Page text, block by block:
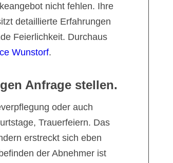
nicht fehlen. Ihre
detaillierte Erfahrungen
Feierlichkeit. Durchaus
Wunstorf.
Anfrage stellen.
oder auch
Trauerfeiern. Das
erstreckt sich eben
der Abnehmer ist